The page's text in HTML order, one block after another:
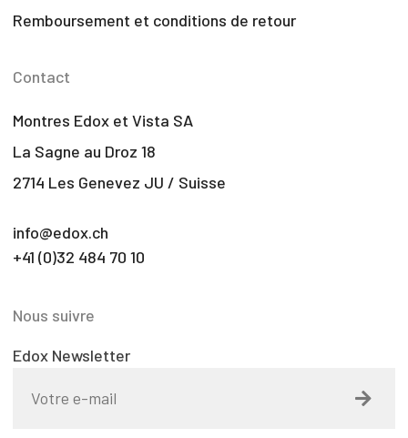
Remboursement et conditions de retour
Contact
Montres Edox et Vista SA
La Sagne au Droz 18
2714 Les Genevez JU / Suisse
info@edox.ch
+41 (0)32 484 70 10
Nous suivre
Edox Newsletter